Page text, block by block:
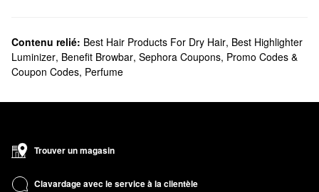
Contenu relié: Best Hair Products For Dry Hair, Best Highlighter
Luminizer, Benefit Browbar, Sephora Coupons, Promo Codes &
Coupon Codes, Perfume
Trouver un magasin
Clavardage avec le service à la clientèle